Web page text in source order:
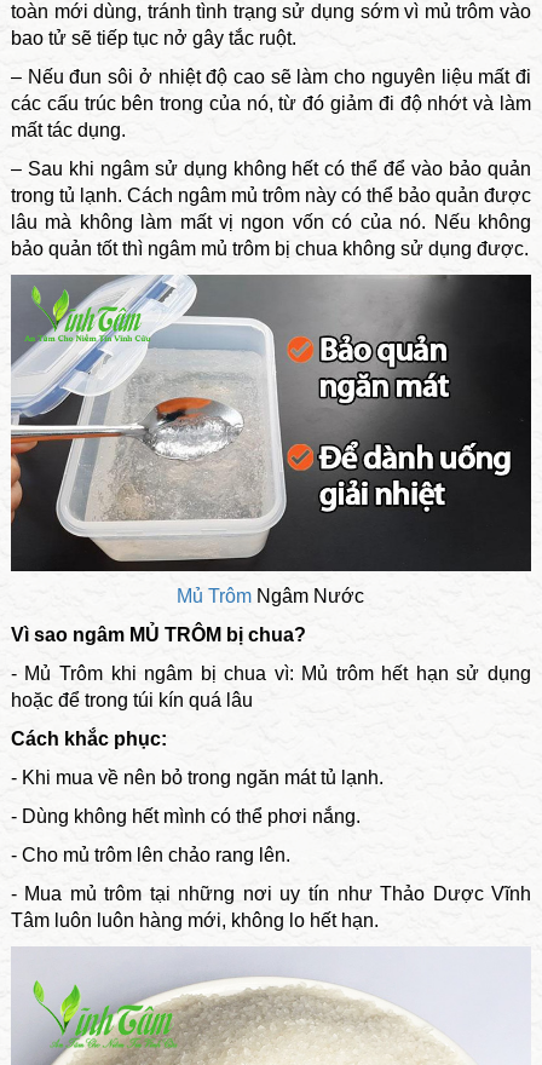
toàn mới dùng, tránh tình trạng sử dụng sớm vì mủ trôm vào
bao tử sẽ tiếp tục nở gây tắc ruột.
– Nếu đun sôi ở nhiệt độ cao sẽ làm cho nguyên liệu mất đi
các cấu trúc bên trong của nó, từ đó giảm đi độ nhớt và làm
mất tác dụng.
– Sau khi ngâm sử dụng không hết có thể để vào bảo quản
trong tủ lạnh. Cách ngâm mủ trôm này có thể bảo quản được
lâu mà không làm mất vị ngon vốn có của nó. Nếu không
bảo quản tốt thì ngâm mủ trôm bị chua không sử dụng được.
Mủ Trôm Ngâm Nước
Vì sao ngâm MỦ TRÔM bị chua?
- Mủ Trôm khi ngâm bị chua vì: Mủ trôm hết hạn sử dụng
hoặc để trong túi kín quá lâu
Cách khắc phục:
- Khi mua về nên bỏ trong ngăn mát tủ lạnh.
- Dùng không hết mình có thể phơi nắng.
- Cho mủ trôm lên chảo rang lên.
- Mua mủ trôm tại những nơi uy tín như Thảo Dược Vĩnh
Tâm luôn luôn hàng mới, không lo hết hạn.